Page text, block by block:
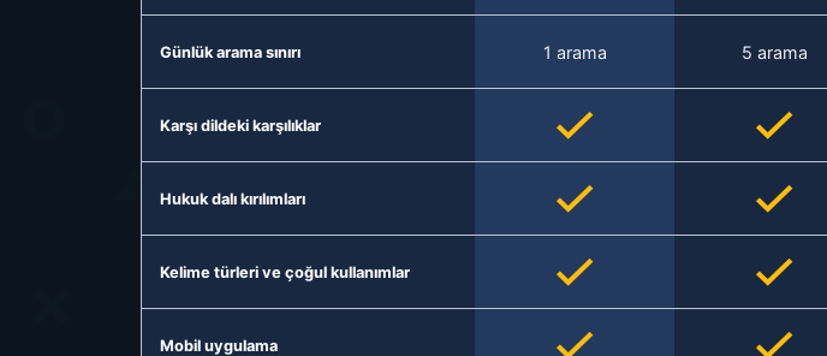
Günlük arama sınırı 1 arama 5 arama
Karşı dildeki karşılıklar
Hukuk dalı kırılımları
Kelime türleri ve çoğul kullanımlar
Mobil uygulama